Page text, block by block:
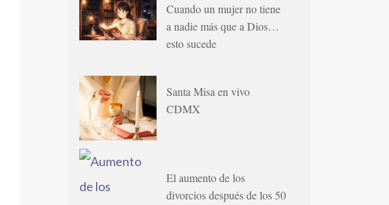
Cuando un mujer no tiene
a nadie más que a Dios…
esto sucede
Santa Misa en vivo
CDMX
El aumento de los
divorcios después de los 50